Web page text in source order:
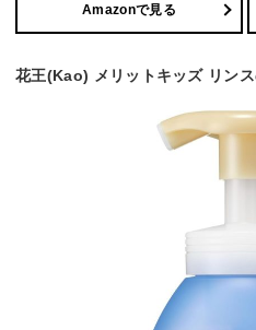
Amazonで見る
花王(Kao) メリットキッズ リン